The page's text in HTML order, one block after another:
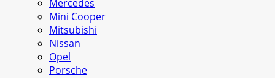
Mercedes
Mini Cooper
Mitsubishi
Nissan
Opel
Porsche